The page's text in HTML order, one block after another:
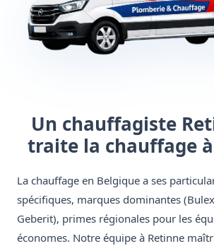
Un chauffagiste
traite la chauffage
La chauffage en Belgique a ses
spécifiques, marques dominantes
Geberit), primes régionales pour les
économes. Notre équipe à Retinne